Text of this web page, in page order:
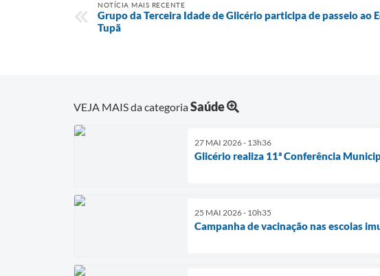
NOTÍCIA MAIS RECENTE
Grupo da Terceira Idade de Glicério participa de passeio ao
Tupã
VEJA MAIS da categoriaSaúde
27 MAI 2026 - 13h36
Glicério realiza 11ª Conferência
25 MAI 2026 - 10h35
Campanha de vacinação nas escolas